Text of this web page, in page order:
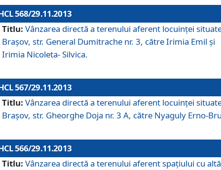
568/29.11.2013
Titlu: Vânzarea directă a terenului aferent locuinţei
Braşov, str. General Dumitrache nr. 3, către Irimia Emil şi
Irimia Nicoleta- Silvica.
567/29.11.2013
Titlu: Vânzarea directă a terenului aferent locuinţei
Braşov, str. Gheorghe Doja nr. 3 A, către Nyaguly Erno-
566/29.11.2013
Titlu: Vânzarea directă a terenului aferent spaţiului cu altă